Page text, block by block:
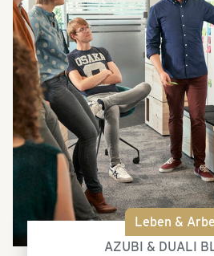
Leben &
AZUBI & DUALI